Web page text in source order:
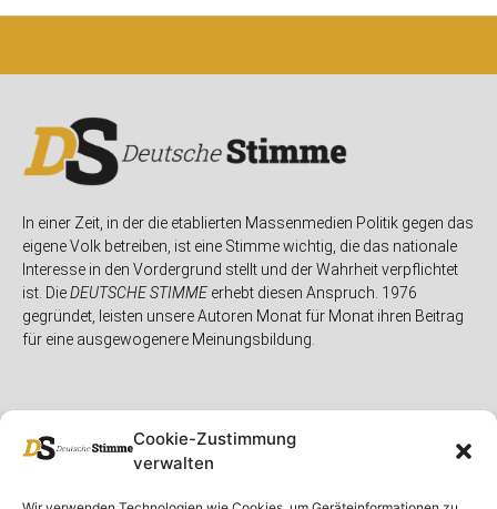
Cookie-Zustimmung
verwalten
In einer Zeit, in der die etablierten Massenmedien Politik gegen das
eigene Volk betreiben, ist eine Stimme wichtig, die das nationale
Interesse in den Vordergrund stellt und der Wahrheit verpflichtet
ist. DieDEUTSCHE STIMMEerhebt diesen Anspruch. 1976
gegründet, leisten unsere Autoren Monat für Monat ihren Beitrag
für eine ausgewogenere Meinungsbildung.
Unser MagazinRubriken Rechtliches